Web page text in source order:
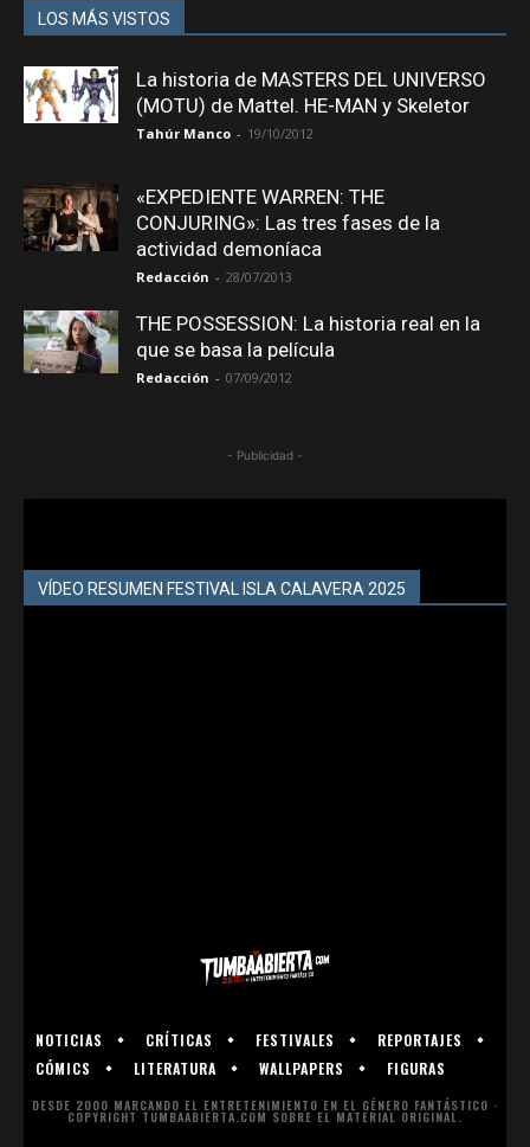
LOS MÁS VISTOS
La historia de MASTERS DEL UNIVERSO
(MOTU) de Mattel. HE-MAN y Skeletor
Tahúr Manco - 19/10/2012
«EXPEDIENTE WARREN: THE
CONJURING»: Las tres fases de la
actividad demoníaca
Redacción - 28/07/2013
THE POSSESSION: La historia real en la
que se basa la película
Redacción - 07/09/2012
- Publicidad -
VÍDEO RESUMEN FESTIVAL ISLA CALAVERA 2025
NOTICIAS CRÍTICAS FESTIVALES
REPORTAJES
CÓMICS
LITERATURA WALLPAPERS FIGURAS
DESDE 2000 MARCANDO EL ENTRETENIMIENTO EN EL GÉNERO FANTÁSTICO ·
COPYRIGHT TUMBAABIERTA.COM SOBRE EL MATERIAL ORIGINAL.